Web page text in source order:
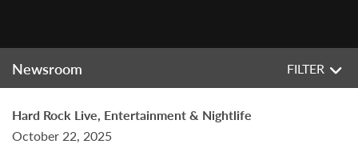
Newsroom FILTER
Hard Rock Live, Entertainment & Nightlife
October 22, 2025